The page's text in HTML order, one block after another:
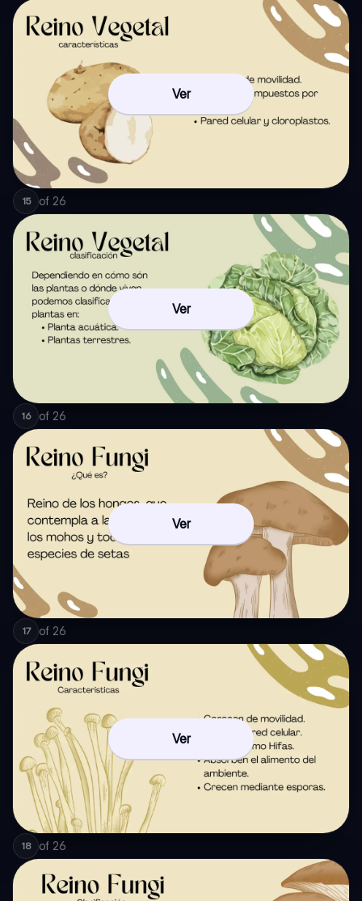
Ver
15 of 26
Ver
16 of 26
Ver
17 of 26
Ver
18 of 26